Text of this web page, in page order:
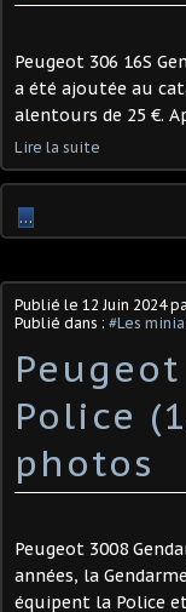
Peugeot 306 16S
a été ajoutée au
alentours de 25 €.
Lire la suite
…
Publié le 12 Juin 2024
Publié dans : #Les
Police
photos
Peugeot 3008
années, la
équipent la Police